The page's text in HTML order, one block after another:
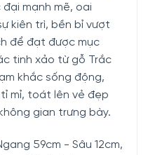
mạnh mẽ, oai
kiên trì, bền bỉ vượt
để đạt được mục
tinh xảo từ gỗ Trắc
khắc sống động,
mỉ, toát lên vẻ đẹp
gian trưng bày.
59cm - Sâu 12cm,